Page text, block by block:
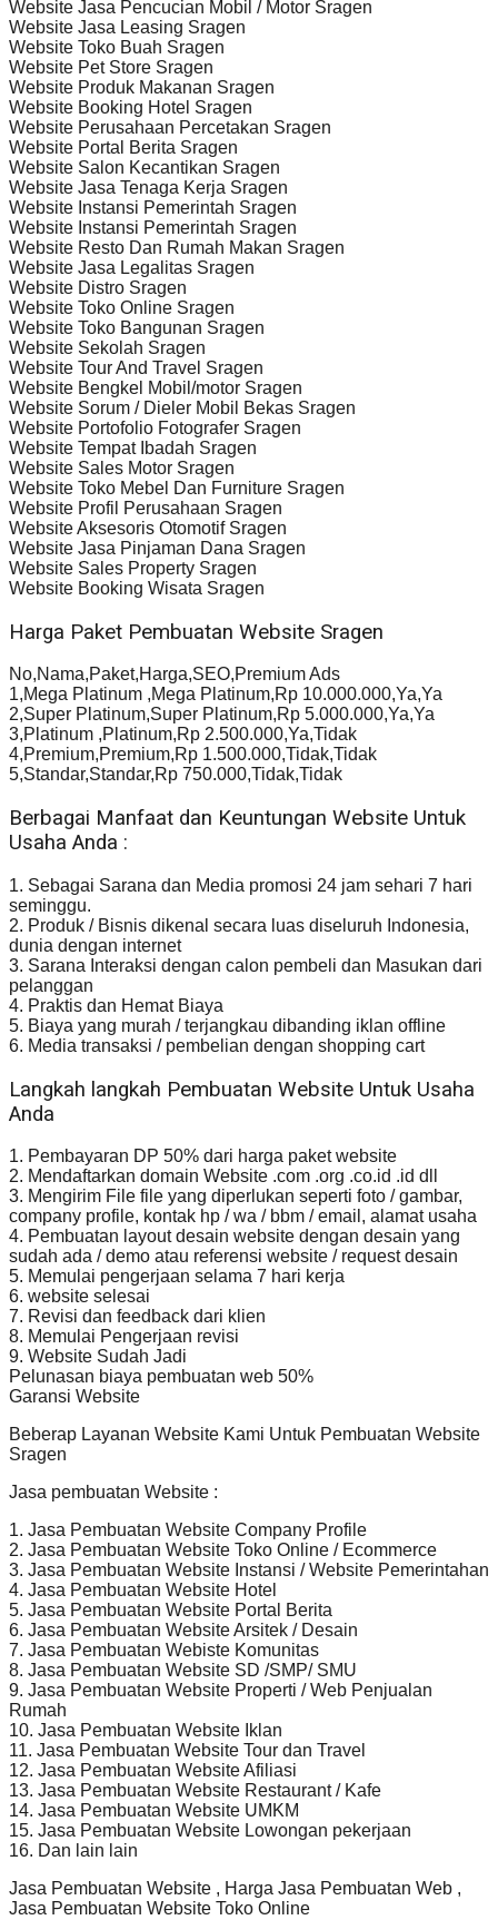
Website Jasa Pencucian Mobil / Motor Sragen
Website Jasa Leasing Sragen
Website Toko Buah Sragen
Website Pet Store Sragen
Website Produk Makanan Sragen
Website Booking Hotel Sragen
Website Perusahaan Percetakan Sragen
Website Portal Berita Sragen
Website Salon Kecantikan Sragen
Website Jasa Tenaga Kerja Sragen
Website Instansi Pemerintah Sragen
Website Instansi Pemerintah Sragen
Website Resto Dan Rumah Makan Sragen
Website Jasa Legalitas Sragen
Website Distro Sragen
Website Toko Online Sragen
Website Toko Bangunan Sragen
Website Sekolah Sragen
Website Tour And Travel Sragen
Website Bengkel Mobil/motor Sragen
Website Sorum / Dieler Mobil Bekas Sragen
Website Portofolio Fotografer Sragen
Website Tempat Ibadah Sragen
Website Sales Motor Sragen
Website Toko Mebel Dan Furniture Sragen
Website Profil Perusahaan Sragen
Website Aksesoris Otomotif Sragen
Website Jasa Pinjaman Dana Sragen
Website Sales Property Sragen
Website Booking Wisata Sragen
Harga Paket Pembuatan Website Sragen
No,Nama,Paket,Harga,SEO,Premium Ads
1,Mega Platinum ,Mega Platinum,Rp 10.000.000,Ya,Ya
2,Super Platinum,Super Platinum,Rp 5.000.000,Ya,Ya
3,Platinum ,Platinum,Rp 2.500.000,Ya,Tidak
4,Premium,Premium,Rp 1.500.000,Tidak,Tidak
5,Standar,Standar,Rp 750.000,Tidak,Tidak
Berbagai Manfaat dan Keuntungan Website Untuk
Usaha Anda :
1. Sebagai Sarana dan Media promosi 24 jam sehari 7 hari
seminggu.
2. Produk / Bisnis dikenal secara luas diseluruh Indonesia,
dunia dengan internet
3. Sarana Interaksi dengan calon pembeli dan Masukan dari
pelanggan
4. Praktis dan Hemat Biaya
5. Biaya yang murah / terjangkau dibanding iklan offline
6. Media transaksi / pembelian dengan shopping cart
Langkah langkah Pembuatan Website Untuk Usaha
Anda
1. Pembayaran DP 50% dari harga paket website
2. Mendaftarkan domain Website .com .org .co.id .id dll
3. Mengirim File file yang diperlukan seperti foto / gambar,
company profile, kontak hp / wa / bbm / email, alamat usaha
4. Pembuatan layout desain website dengan desain yang
sudah ada / demo atau referensi website / request desain
5. Memulai pengerjaan selama 7 hari kerja
6. website selesai
7. Revisi dan feedback dari klien
8. Memulai Pengerjaan revisi
9. Website Sudah Jadi
Pelunasan biaya pembuatan web 50%
Garansi Website
Beberap Layanan Website Kami Untuk Pembuatan Website
Sragen
Jasa pembuatan Website :
1. Jasa Pembuatan Website Company Profile
2. Jasa Pembuatan Website Toko Online / Ecommerce
3. Jasa Pembuatan Website Instansi / Website Pemerintahan
4. Jasa Pembuatan Website Hotel
5. Jasa Pembuatan Website Portal Berita
6. Jasa Pembuatan Website Arsitek / Desain
7. Jasa Pembuatan Webiste Komunitas
8. Jasa Pembuatan Website SD /SMP/ SMU
9. Jasa Pembuatan Website Properti / Web Penjualan
Rumah
10. Jasa Pembuatan Website Iklan
11. Jasa Pembuatan Website Tour dan Travel
12. Jasa Pembuatan Website Afiliasi
13. Jasa Pembuatan Website Restaurant / Kafe
14. Jasa Pembuatan Website UMKM
15. Jasa Pembuatan Website Lowongan pekerjaan
16. Dan lain lain
Jasa Pembuatan Website , Harga Jasa Pembuatan Web ,
Jasa Pembuatan Website Toko Online